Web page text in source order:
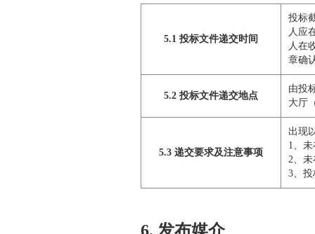
5.1 投标文件递交时间
投标
人应
人在
章确
5.2 投标文件递交地点
由投
大厅
5.3 递交要求及注意事项
出现
1、
2、
3、